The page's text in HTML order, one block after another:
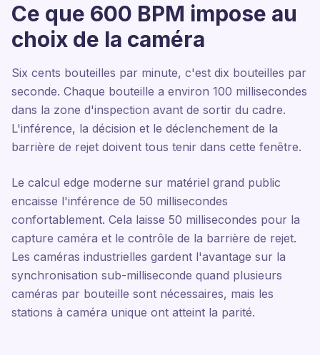
Ce que 600 BPM impose au
choix de la caméra
Six cents bouteilles par minute, c'est dix bouteilles par
seconde. Chaque bouteille a environ 100 millisecondes
dans la zone d'inspection avant de sortir du cadre.
L'inférence, la décision et le déclenchement de la
barrière de rejet doivent tous tenir dans cette fenêtre.
Le calcul edge moderne sur matériel grand public
encaisse l'inférence de 50 millisecondes
confortablement. Cela laisse 50 millisecondes pour la
capture caméra et le contrôle de la barrière de rejet.
Les caméras industrielles gardent l'avantage sur la
synchronisation sub-milliseconde quand plusieurs
caméras par bouteille sont nécessaires, mais les
stations à caméra unique ont atteint la parité.